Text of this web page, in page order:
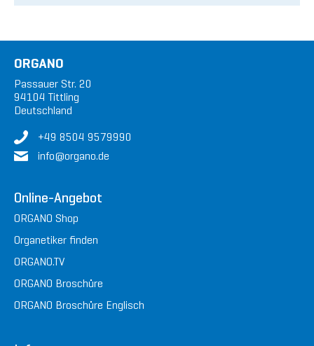
ORGANO
Passauer Str. 20
94104 Tittling
Deutschland
+49 8504 9579990
info@organo.de
Online-Angebot
ORGANO Shop
Organetiker finden
ORGANO.TV
ORGANO Broschüre
ORGANO Broschüre Englisch